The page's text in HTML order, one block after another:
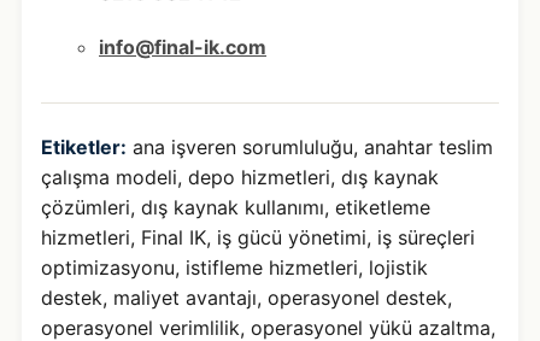
info@final-ik.com
Etiketler: ana işveren sorumluluğu, anahtar teslim
çalışma modeli, depo hizmetleri, dış kaynak
çözümleri, dış kaynak kullanımı, etiketleme
hizmetleri, Final IK, iş gücü yönetimi, iş süreçleri
optimizasyonu, istifleme hizmetleri, lojistik
destek, maliyet avantajı, operasyonel destek,
operasyonel verimlilik, operasyonel yükü azaltma,